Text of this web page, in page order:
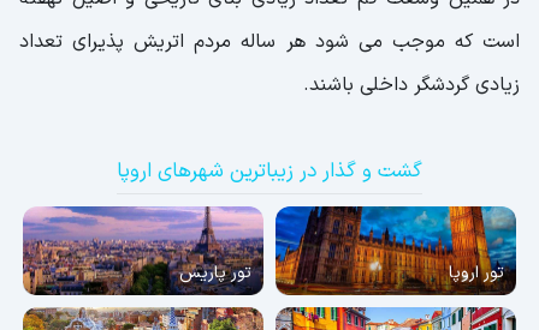
است که موجب می شود هر ساله مردم اتریش پذیرای تعداد
زیادی گردشگر داخلی باشند.
گشت و گذار در زیباترین شهرهای اروپا
تور اروپا تور پاریس